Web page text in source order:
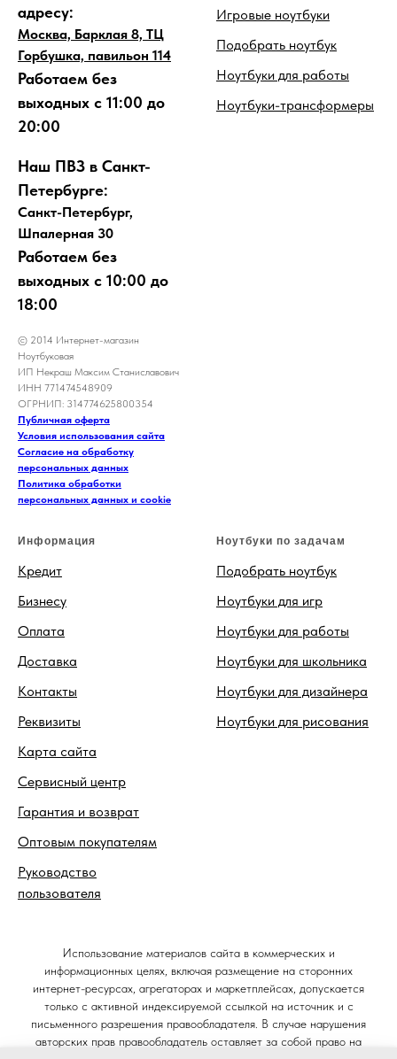
адресу:
Москва, Барклая 8, ТЦ
Горбушка, павильон 114
Работаем без
выходных с 11:00 до
20:00
Наш ПВЗ в Санкт-
Петербурге:
Санкт-Петербург,
Шпалерная 30
Работаем без
выходных с 10:00 до
18:00
© 2014 Интернет-магазин
Ноутбуковая
ИП Некраш Максим Станиславович
ИНН 771474548909
ОГРНИП: 314774625800354
Публичная оферта
Условия использования сайта
Согласие на обработку
персональных данных
Политика обработки
персональных данных и cookie
Игровые ноутбуки
Подобрать ноутбук
Ноутбуки для работы
Ноутбуки-трансформеры
Информация
Кредит
Бизнесу
Оплата
Доставка
Контакты
Реквизиты
Карта сайта
Сервисный центр
Гарантия и возврат
Оптовым покупателям
Руководство
пользователя
Ноутбуки по задачам
Подобрать ноутбук
Ноутбуки для игр
Ноутбуки для работы
Ноутбуки для школьника
Ноутбуки для дизайнера
Ноутбуки для рисования
Использование материалов сайта в коммерческих и
информационных целях, включая размещение на сторонних
интернет-ресурсах, агрегаторах и маркетплейсах, допускается
только с активной индексируемой ссылкой на источник и с
письменного разрешения правообладателя. В случае нарушения
авторских прав правообладатель оставляет за собой право на